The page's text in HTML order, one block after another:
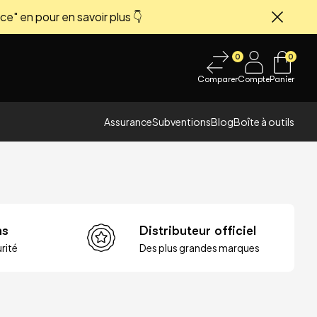
en pour en savoir plus 👇
0
ComparerCompte
0
Panier
AssuranceSubventionsBlogBoîte à outils
Distributeur officiel
Des plus grandes marques